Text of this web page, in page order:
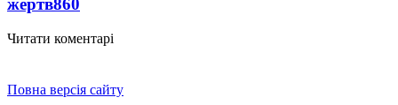
жертв860
Читати коментарі
Повна версія сайту